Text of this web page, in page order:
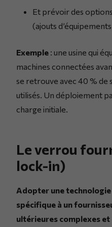
Et prévoir des
(ajouts
Exemple : une usine qui
machines connectées
se retrouve avec 40 % de
utilisés. Un déploiement
charge initiale.
Le verrou
lock-in)
Adopter une
spécifique à un
ultérieures complexes et